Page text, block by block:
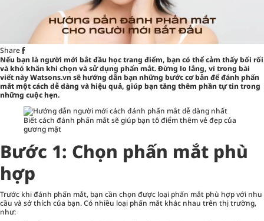
Share
Nếu bạn là người mới bắt đầu học trang điểm, bạn có thể cảm thấy bối rối
và khó khăn khi chọn và sử dụng phấn mắt. Đừng lo lắng, vì trong bài
viết nàyWatsons.vn sẽ hướng dẫn bạn những bước cơ bản để đánh phấn
mắt một cách dễ dàng và hiệu quả, giúp bạn tăng thêm phần tự tin trong
những cuộc hẹn.
Biết cách đánh phấn mắt sẽ giúp bạn tô điểm thêm vẻ đẹp của
gương mặt
Bước 1: Chọn phấn mắt phù
hợp
Trước khi đánh phấn mắt, bạn cần chọn được loại phấn mắt phù hợp với nhu
cầu và sở thích của bạn. Có nhiều loại phấn mắt khác nhau trên thị trường,
như: